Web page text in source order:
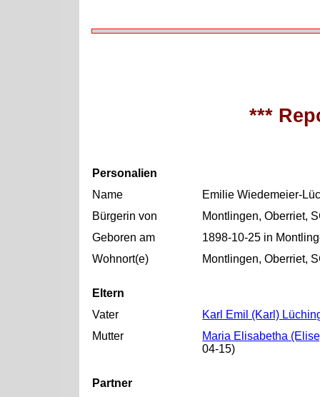
***
Personalien
Name
Emilie Wiedemeier-
Bürgerin von
Montlingen, Oberriet,
Geboren am
1898-10-25 in
Wohnort(e)
Montlingen, Oberriet,
Eltern
Vater
Karl Emil (Karl)
Mutter
Maria Elisabetha
04-15)
Partner